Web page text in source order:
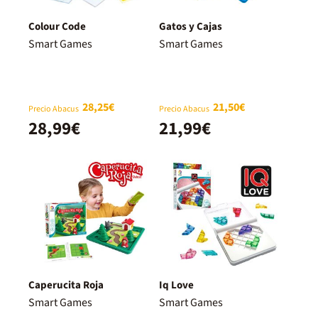
Colour Code
Smart Games
Precio Abacus 28,25€
28,99€
Gatos y Cajas
Smart Games
Precio Abacus 21,50€
21,99€
Caperucita Roja
Smart Games
Iq Love
Smart Games